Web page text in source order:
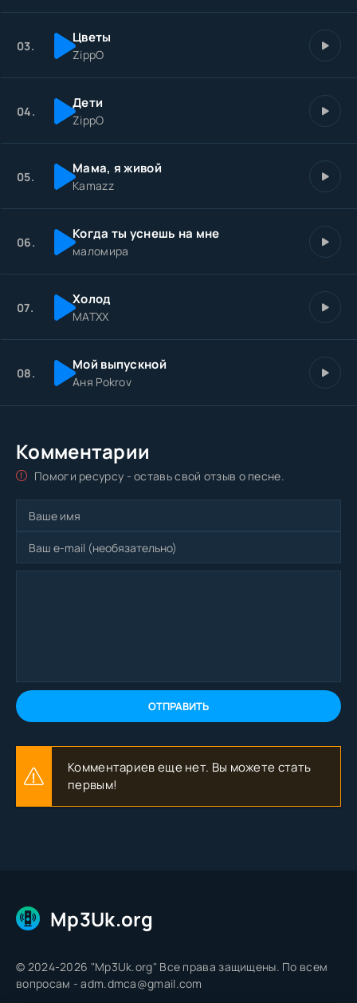
03. Цветы
ZippO
04. Дети
ZippO
05. Мама, я живой
Kamazz
06. Когда ты уснешь на мне
маломира
07. Холод
MATXX
08. Мой выпускной
Аня Pokrov
Комментарии
Помоги ресурсу - оставь свой отзыв о песне.
ОТПРАВИТЬ
Комментариев еще нет. Вы можете стать
первым!
Mp3Uk.org
© 2024-2026 "Mp3Uk.org" Все права защищены. По всем
вопросам - adm.dmca@gmail.com